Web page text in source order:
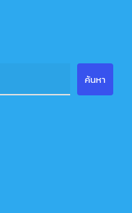
ค้นหา